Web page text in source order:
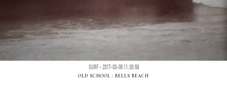
SURF - 2017-03-05 11:30:58
OLD SCHOOL : BELLS BEACH